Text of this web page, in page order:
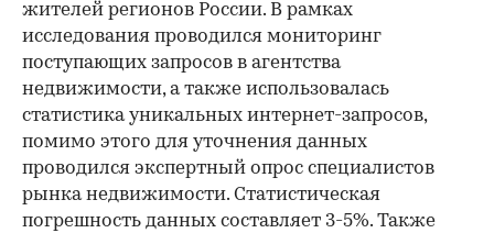
жителей регионов России. В рамках
исследования проводился мониторинг
поступающих запросов в агентства
недвижимости, а также использовалась
статистика уникальных интернет-запросов,
помимо этого для уточнения данных
проводился экспертный опрос специалистов
рынка недвижимости. Статистическая
погрешность данных составляет 3-5%. Также